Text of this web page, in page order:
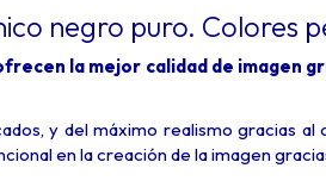
negro puro. Colores
la mejor calidad de imagen
y del máximo realismo gracias
en la creación de la imagen